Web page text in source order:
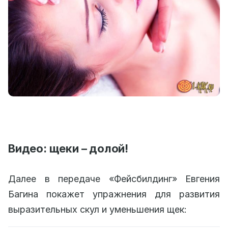
Видео: щеки – долой!
Далее в передаче «Фейсбилдинг» Евгения
Багина покажет упражнения для развития
выразительных скул и уменьшения щек: